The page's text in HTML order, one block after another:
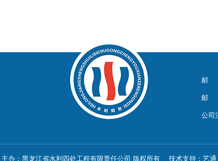
邮
邮
公司
主办：黑龙江省水利四处工程有限责任公司 版权所有 技术支持： 艺通